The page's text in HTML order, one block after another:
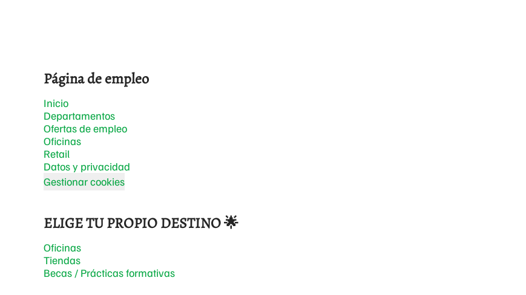
Página de empleo
Inicio
Departamentos
Ofertas de empleo
Oficinas
Retail
Datos y privacidad
Gestionar cookies
ELIGE TU PROPIO DESTINO 🌟
Oficinas
Tiendas
Becas / Prácticas formativas